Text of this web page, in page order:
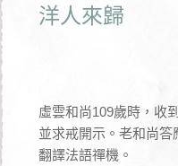
洋人來歸
虛雲和尚109歲時，收
並求戒開示。老和尚
翻譯法語禪機。